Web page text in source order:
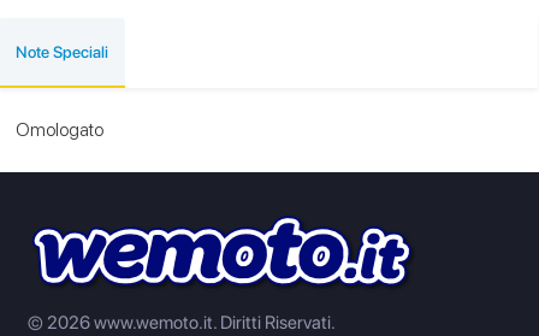
Note Speciali
Omologato
© 2026 www.wemoto.it. Diritti Riservati.